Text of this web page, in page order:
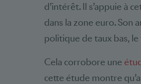
d’intérêt. Il s’appuie à
dans la zone euro. Son
politique de taux bas, le
Cela corrobore une
cette étude montre